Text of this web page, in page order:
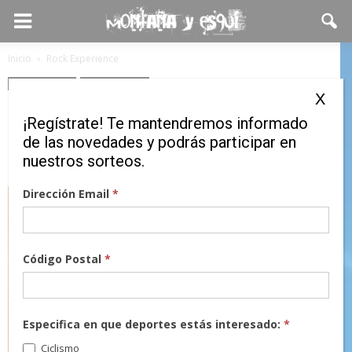
Inicio Rock Experience
REVOLUTION PROJECT by
ROCK EXPERIENCE
7 julio, 2021
¡Regístrate! Te mantendremos informado
de las novedades y podrás participar en
nuestros sorteos.
Dirección Email*
Código Postal*
Especifica en que deportes estás interesado:*
Ciclismo
X